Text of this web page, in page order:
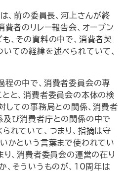
、前の委員長、河上さんが終
費者のリレー報告会、オープン
、その資料の中で、消費者契
ての経緯を述べられていて、
程の中で、消費者委員会の専
と、消費者委員会の本体の検
しての事務局との関係、消費者
び消費者庁との関係の中で
れていて、つまり、指摘は守
かという言葉まで使われてい
り、消費者委員会の運営の在り
、そういうものが、10周年は